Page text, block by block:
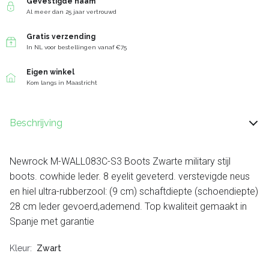
Al meer dan 25 jaar vertrouwd
Gratis verzending
In NL voor bestellingen vanaf €75
Eigen winkel
Kom langs in Maastricht
Beschrijving
Newrock M-WALL083C-S3 Boots Zwarte military stijl
boots. cowhide leder. 8 eyelit geveterd. verstevigde neus
en hiel ultra-rubberzool: (9 cm) schaftdiepte (schoendiepte)
28 cm leder gevoerd,ademend. Top kwaliteit gemaakt in
Spanje met garantie
Kleur Zwart